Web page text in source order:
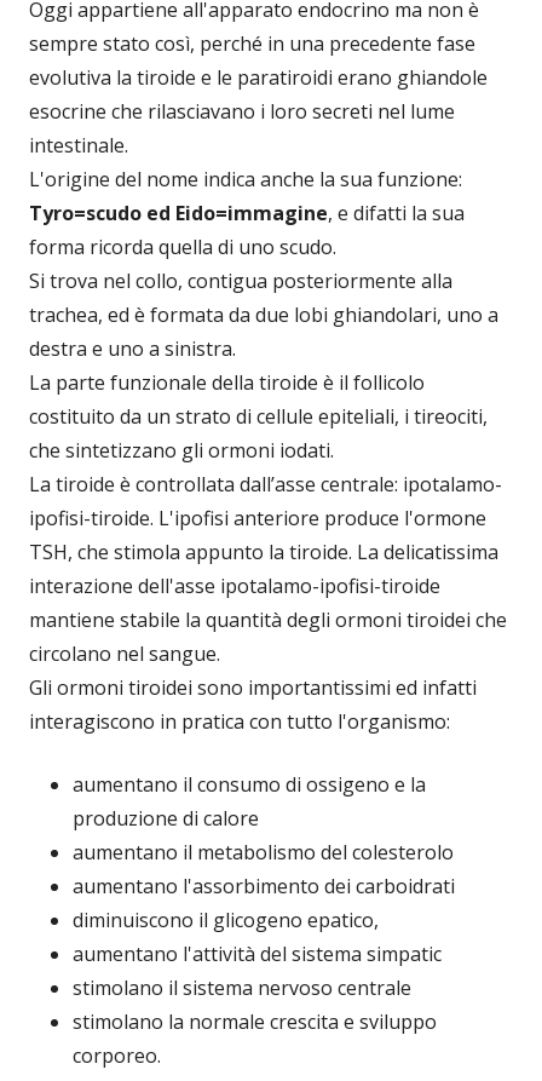
Oggi appartiene all'apparato endocrino ma non è
sempre stato così, perché in una precedente fase
evolutiva la tiroide e le paratiroidi erano ghiandole
esocrine che rilasciavano i loro secreti nel lume
intestinale.
L'origine del nome indica anche la sua funzione:
Tyro=scudo ed Eido=immagine, e difatti la sua
forma ricorda quella di uno scudo.
Si trova nel collo, contigua posteriormente alla
trachea, ed è formata da due lobi ghiandolari, uno a
destra e uno a sinistra.
La parte funzionale della tiroide è il follicolo
costituito da un strato di cellule epiteliali, i tireociti,
che sintetizzano gli ormoni iodati.
La tiroide è controllata dall’asse centrale: ipotalamo-
ipofisi-tiroide. L'ipofisi anteriore produce l'ormone
TSH, che stimola appunto la tiroide. La delicatissima
interazione dell'asse ipotalamo-ipofisi-tiroide
mantiene stabile la quantità degli ormoni tiroidei che
circolano nel sangue.
Gli ormoni tiroidei sono importantissimi ed infatti
interagiscono in pratica con tutto l'organismo:
aumentano il consumo di ossigeno e la
produzione di calore
aumentano il metabolismo del colesterolo
aumentano l'assorbimento dei carboidrati
diminuiscono il glicogeno epatico,
aumentano l'attività del sistema simpatic
stimolano il sistema nervoso centrale
stimolano la normale crescita e sviluppo
corporeo.